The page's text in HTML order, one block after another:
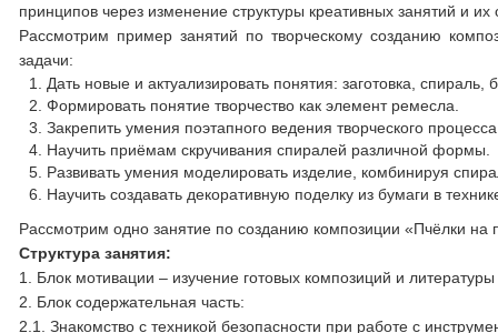
принципов через изменение структуры креативных занятий и
Рассмотрим пример занятий по творческому созданию
задачи:
Дать новые и актуализировать понятия: заготовка, спираль,
Формировать понятие творчество как элемент ремесла.
Закрепить умения поэтапного ведения творческого
Научить приёмам скручивания спиралей различной формы.
Развивать умения моделировать изделие, комбинируя
Научить создавать декоративную поделку из бумаги в
Рассмотрим одно занятие по созданию композиции «Пчёлки на
Структура занятия:
1. Блок мотивации – изучение готовых композиций и
2. Блок содержательная часть:
2.1. Знакомство с техникой безопасности при работе с